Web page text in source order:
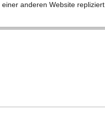
einer ande­ren Web­site repliziert.